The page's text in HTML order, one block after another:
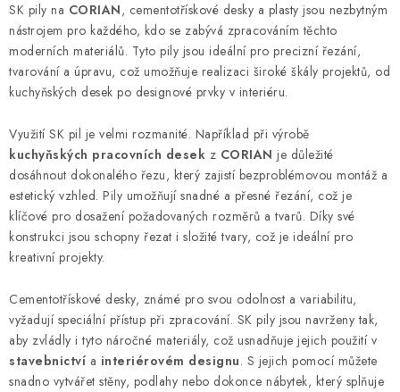
í
p
r
v
y
v
ý
p
i
s
n
k
o
v
n
í
SK pily na CORIAN, cementotřískové desky a plasty jsou nezbytným
nástrojem pro každého, kdo se zabývá zpracováním těchto
moderních materiálů. Tyto pily jsou ideální pro precizní řezání,
tvarování a úpravu, což umožňuje realizaci široké škály projektů, od
kuchyňských desek po designové prvky v interiéru.
Využití SK pil je velmi rozmanité. Například při výrobě
kuchyňských pracovních desek z CORIAN je důležité
dosáhnout dokonalého řezu, který zajistí bezproblémovou montáž a
estetický vzhled. Pily umožňují snadné a přesné řezání, což je
klíčové pro dosažení požadovaných rozměrů a tvarů. Díky své
konstrukci jsou schopny řezat i složité tvary, což je ideální pro
kreativní projekty.
Cementotřískové desky, známé pro svou odolnost a variabilitu,
vyžadují speciální přístup při zpracování. SK pily jsou navrženy tak,
aby zvládly i tyto náročné materiály, což usnadňuje jejich použití v
stavebnictví a interiérovém designu. S jejich pomocí můžete
snadno vytvářet stěny, podlahy nebo dokonce nábytek, který splňuje